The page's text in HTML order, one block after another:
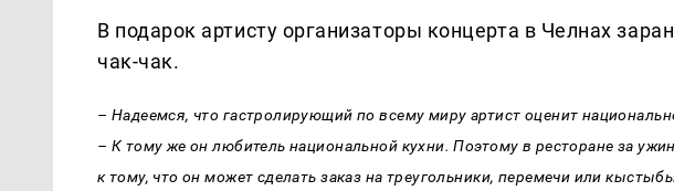
В подарок артисту организаторы концерта в Челнах
чак-чак.
– Надеемся, что гастролирующий по всему миру артист оценит
– К тому же он любитель национальной кухни. Поэтому в ресторане за
к тому, что он может сделать заказ на треугольники, перемечи или